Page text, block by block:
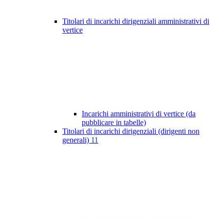
Titolari di incarichi dirigenziali amministrativi di
vertice
Incarichi amministrativi di vertice (da
pubblicare in tabelle)
Titolari di incarichi dirigenziali (dirigenti non
generali) 11